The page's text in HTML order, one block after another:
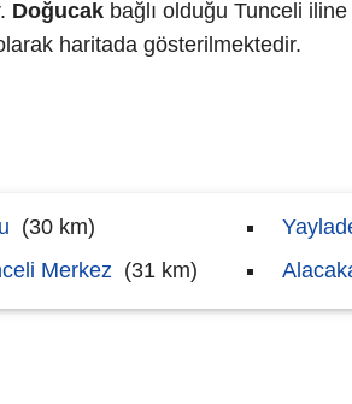
Doğucak bağlı olduğu Tunceli
haritada gösterilmektedir.
(30 km)
Merkez (31 km)